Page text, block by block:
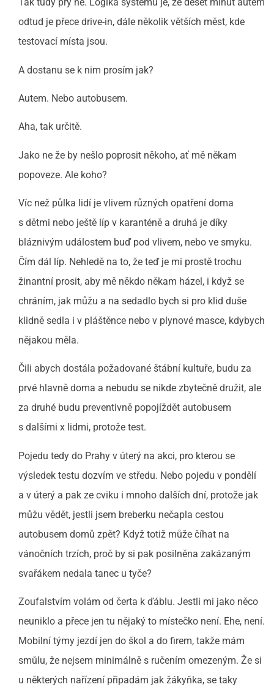
odtud je přece drive-in, dále několik větších měst, kde
testovací místa jsou.
A dostanu se k nim prosím jak?
Autem. Nebo autobusem.
Aha, tak určitě.
Jako ne že by nešlo poprosit někoho, ať mě někam
popoveze. Ale koho?
Víc než půlka lidí je vlivem různých opatření doma
s dětmi nebo ještě líp v karanténě a druhá je díky
bláznivým událostem buď pod vlivem, nebo ve smyku.
Čím dál líp. Nehledě na to, že teď je mi prostě trochu
žinantní prosit, aby mě někdo někam házel, i když se
chráním, jak můžu a na sedadlo bych si pro klid duše
klidně sedla i v pláštěnce nebo v plynové masce, kdybych
nějakou měla.
Čili abych dostála požadované štábní kultuře, budu za
prvé hlavně doma a nebudu se nikde zbytečně družit, ale
za druhé budu preventivně popojíždět autobusem
s dalšími x lidmi, protože test.
Pojedu tedy do Prahy v úterý na akci, pro kterou se
výsledek testu dozvím ve středu. Nebo pojedu v pondělí
a v úterý a pak ze cviku i mnoho dalších dní, protože jak
můžu vědět, jestli jsem breberku nečapla cestou
autobusem domů zpět? Když totiž může číhat na
vánočních trzích, proč by si pak posilněna zakázaným
svařákem nedala tanec u tyče?
Zoufalstvím volám od čerta k ďáblu. Jestli mi jako něco
neuniklo a přece jen tu nějaký to místečko není. Ehe, není.
Mobilní týmy jezdí jen do škol a do firem, takže mám
smůlu, že nejsem minimálně s ručením omezeným. Že si
u některých nařízení připadám jak žákyňka, se taky